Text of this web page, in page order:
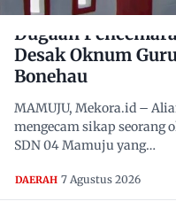
Dugaan
Desak Oknum
Bonehau
MAMUJU, Mekora.id –
mengecam sikap seorang
SDN 04 Mamuju yang…
DAERAH 7 Agustus 2026